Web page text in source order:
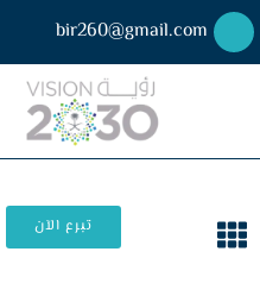
bir260@gmail.com
تبرع الآن